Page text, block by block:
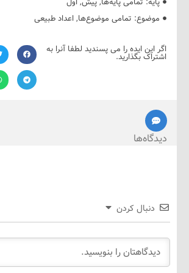
تمامی موضوع‌ها, اعداد طبیعی
ایده را می پسندید لطفا آنرا به
بگذارید.
کردن